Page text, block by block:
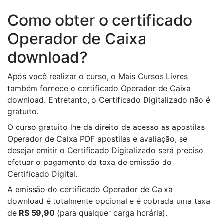
Como obter o certificado
Operador de Caixa
download?
Após você realizar o curso, o Mais Cursos Livres
também fornece o certificado Operador de Caixa
download. Entretanto, o Certificado Digitalizado não é
gratuito.
O curso gratuito lhe dá direito de acesso às apostilas
Operador de Caixa PDF apostilas e avaliação, se
desejar emitir o Certificado Digitalizado será preciso
efetuar o pagamento da taxa de emissão do
Certificado Digital.
A emissão do certificado Operador de Caixa
download é totalmente opcional e é cobrada uma taxa
de R$ 59,90 (para qualquer carga horária).